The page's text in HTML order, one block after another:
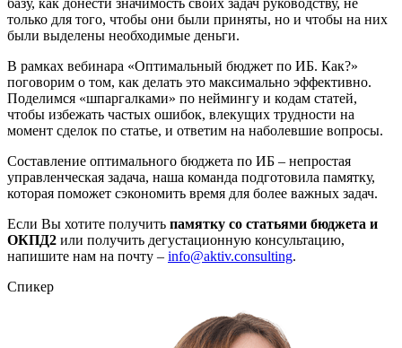
только для того, чтобы они были приняты, но и чтобы на них
были выделены необходимые деньги.
В рамках вебинара «Оптимальный бюджет по ИБ. Как?»
поговорим о том, как делать это максимально эффективно.
Поделимся «шпаргалками» по неймингу и кодам статей,
чтобы избежать частых ошибок, влекущих трудности на
момент сделок по статье, и ответим на наболевшие вопросы.
Составление оптимального бюджета по ИБ – непростая
управленческая задача, наша команда подготовила памятку,
которая поможет сэкономить время для более важных задач.
Если Вы хотите получить памятку со статьями бюджета и
ОКПД2 или получить дегустационную консультацию,
напишите нам на почту – info@aktiv.consulting.
Спикер